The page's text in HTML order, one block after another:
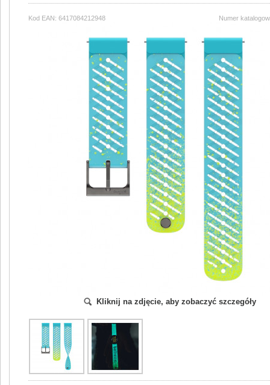
Kod EAN: 6417084212948 Numer
Kliknij na zdjęcie, aby zobaczyć szczegóły